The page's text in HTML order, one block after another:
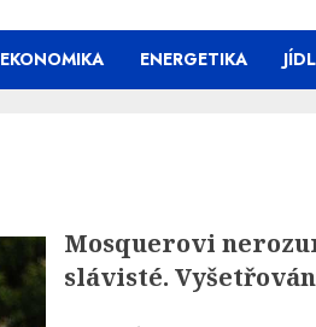
EKONOMIKA ENERGETIKA
Mosquerovi
slávisté.